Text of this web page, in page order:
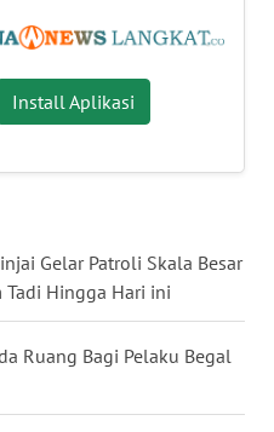
Install Aplikasi
Gelar Patroli Skala Besar
Hingga Hari ini
Ruang Bagi Pelaku Begal